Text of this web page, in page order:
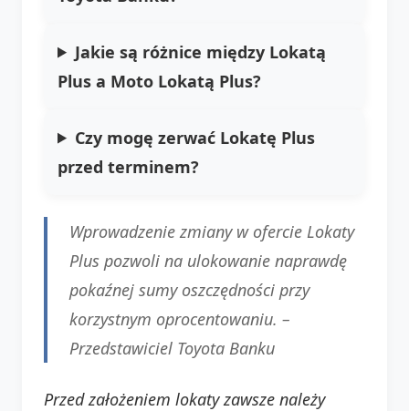
Jakie są różnice między Lokatą
Plus a Moto Lokatą Plus?
Czy mogę zerwać Lokatę Plus
przed terminem?
Wprowadzenie zmiany w ofercie Lokaty
Plus pozwoli na ulokowanie naprawdę
pokaźnej sumy oszczędności przy
korzystnym oprocentowaniu. –
Przedstawiciel Toyota Banku
Przed założeniem lokaty zawsze należy